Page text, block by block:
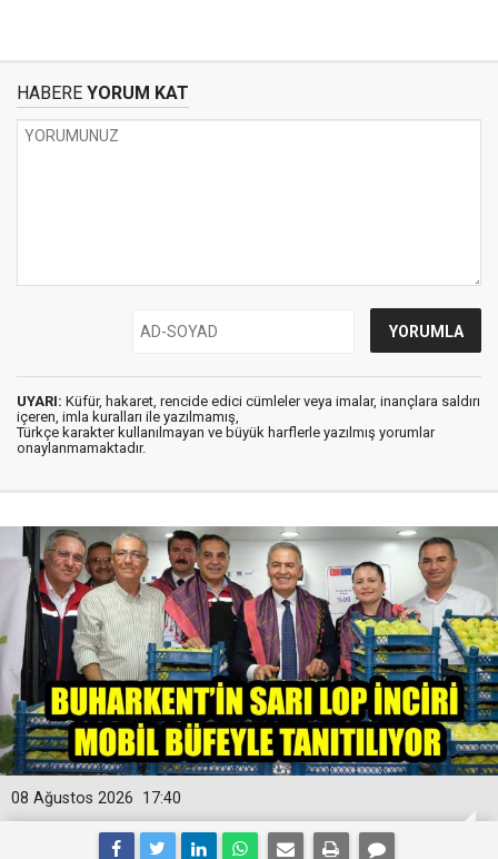
HABERE YORUM KAT
UYARI: Küfür, hakaret, rencide edici cümleler veya imalar, inançlara saldırı
içeren, imla kuralları ile yazılmamış,
Türkçe karakter kullanılmayan ve büyük harflerle yazılmış yorumlar
onaylanmamaktadır.
17:40
08 Ağustos 2026